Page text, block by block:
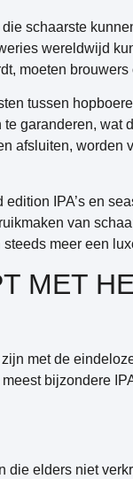
schaarste
wereldwijd
moeten
tussen
garanderen, wat
afsluiten, worden
IPA’s en
van
meer een
MET
met de
bijzondere
die elders niet